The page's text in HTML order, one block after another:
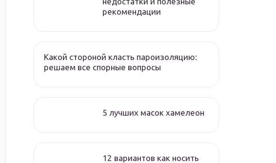
рекомендации
Какой стороной класть пароизоляцию:
решаем все спорные вопросы
5 лучших масок хамелеон
12 вариантов как носить